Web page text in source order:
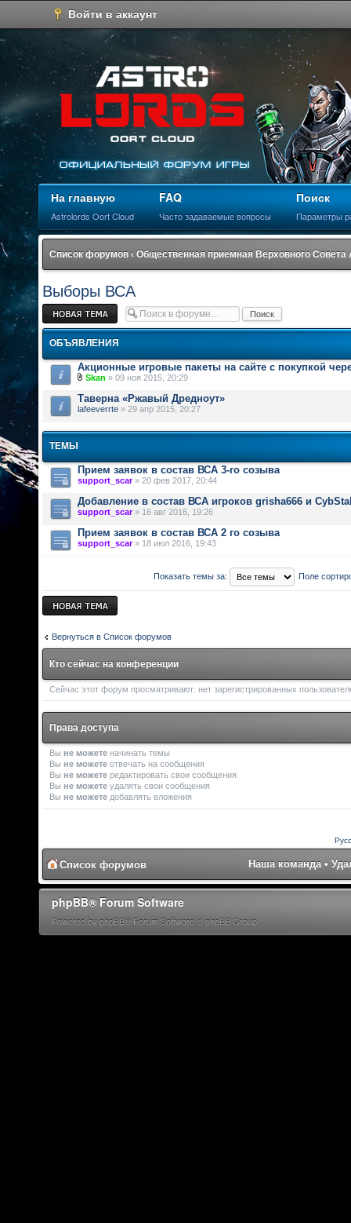
Войти в аккаунт
На главную
Astrolords Oort Cloud
FAQ
Часто задаваемые вопросы
Поиск
Параметры
Список форумов ‹ Общественная приемная Верховного Совета
Выборы ВСА
Новая тема
ОБЪЯВЛЕНИЯ
Акционные игровые пакеты на сайте с покупкой
Skan » 09 ноя 2015, 20:29
Таверна «Ржавый Дредноут»
lafeeverrte » 29 апр 2015, 20:27
ТЕМЫ
Прием заявок в состав ВСА 3-го созыва
support_scar» 20 фев 2017, 20:44
Добавление в состав ВСА игроков grisha666 и
support_scar» 16 авг 2016, 19:26
Прием заявок в состав ВСА 2 го созыва
support_scar» 18 июл 2016, 19:43
Показать темы за: Поле
Новая тема
Вернуться в Список форумов
Кто сейчас на конференции
Сейчас этот форум просматривают: нет зарегистрированных
Права доступа
Вы не можете начинать темы
Вы не можете отвечать на сообщения
Вы не можете редактировать свои сообщения
Вы не можете удалять свои сообщения
Вы не можете добавлять вложения
Список форумов Наша команда •
phpBB® Forum Software
Powered by phpBB® Forum Software © phpBB Group